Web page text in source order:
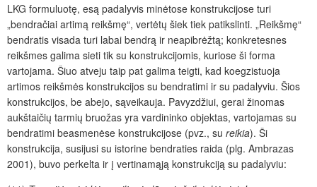
LKG formuluotę, esą padalyvis minėtose konstrukcijose turi
„bendračiai artimą reikšmę“, vertėtų šiek tiek patikslinti. „Reikšmę“
bendratis visada turi labai bendrą ir neapibrėžtą; konkretesnes
reikšmes galima sieti tik su konstrukcijomis, kuriose ši forma
vartojama. Šiuo atveju taip pat galima teigti, kad koegzistuoja
artimos reikšmės konstrukcijos su bendratimi ir su padalyviu. Šios
konstrukcijos, be abejo, sąveikauja. Pavyzdžiui, gerai žinomas
aukštaičių tarmių bruožas yra vardininko objektas, vartojamas su
bendratimi beasmenėse konstrukcijose (pvz., su reikia). Ši
konstrukcija, susijusi su istorine bendraties raida (plg. Ambrazas
2001), buvo perkelta ir į vertinamąją konstrukciją su padalyviu: